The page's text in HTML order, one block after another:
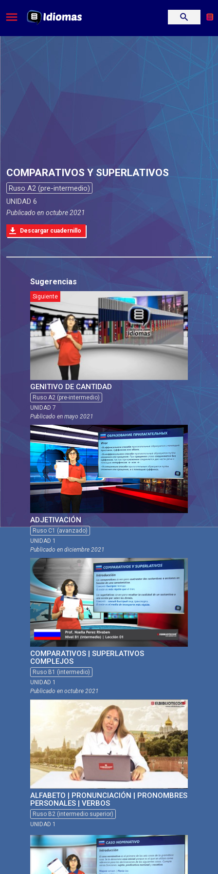
COMPARATIVOS Y SUPERLATIVOS
Ruso A2 (pre-intermedio)
UNIDAD 6
Publicado enoctubre 2021
Descargar cuadernillo
Sugerencias
Siguiente
GENITIVO DE CANTIDAD
Ruso A2 (pre-intermedio)
UNIDAD 7
Publicado enmayo 2021
ADJETIVACIÓN
Ruso C1 (avanzado)
UNIDAD 1
Publicado endiciembre 2021
COMPARATIVOS | SUPERLATIVOS
COMPLEJOS
Ruso B1 (intermedio)
UNIDAD 1
Publicado enoctubre 2021
ALFABETO | PRONUNCIACIÓN | PRONOMBRES
PERSONALES | VERBOS
Ruso B2 (intermedio superior)
UNIDAD 1